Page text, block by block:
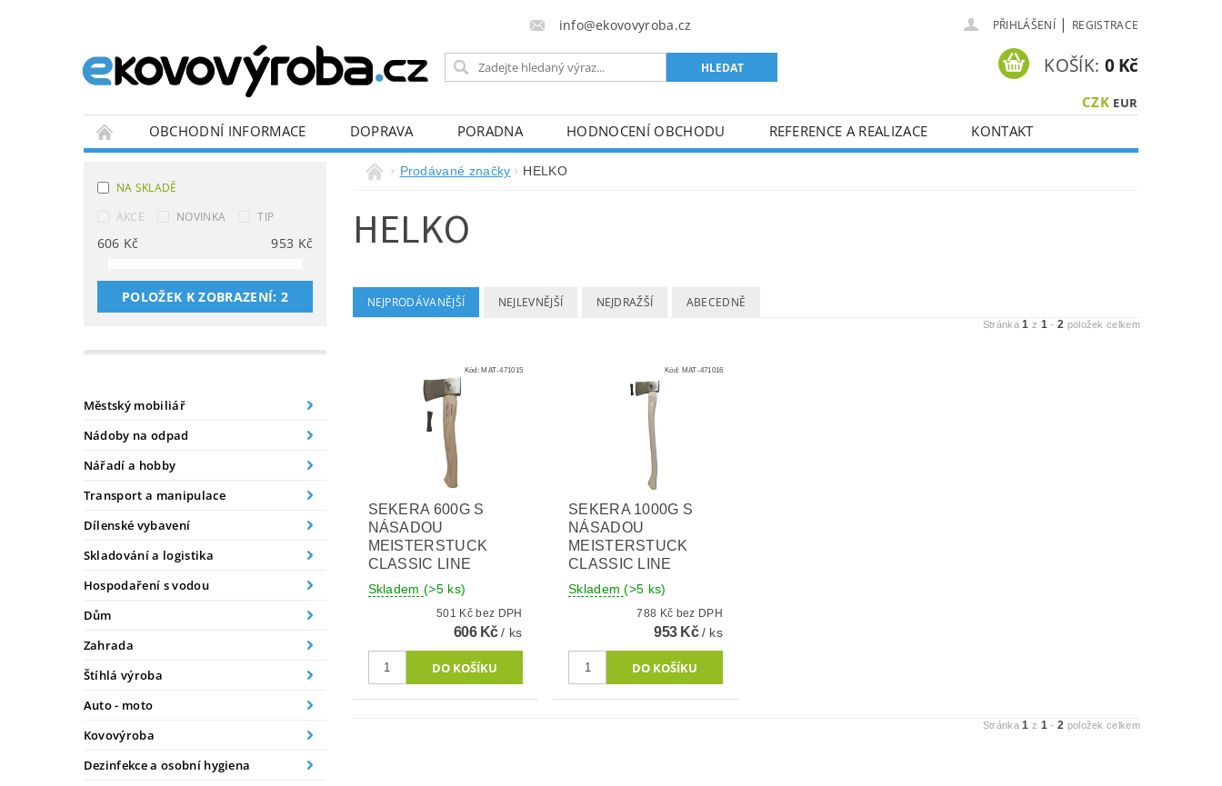
info@ekovovyroba.cz PŘIHLÁŠENÍ | REGISTRACE
CZK EUR
KOŠÍK: 0 Kč
OBCHODNÍ INFORMACE DOPRAVA PORADNA HODNOCENÍ OBCHODU REFERENCE A REALIZACE
KONTAKT
NA SKLADĚ
AKCE
NOVINKA TIP
606 Kč 953 Kč
POLOŽEK K ZOBRAZENÍ: 2
Městský mobiliář
Nádoby na odpad
Nářadí a hobby
Transport a manipulace
Dílenské vybavení
Skladování a logistika
Hospodaření s vodou
Dům
Zahrada
Štíhlá výroba
Auto - moto
Kovovýroba
Dezinfekce a osobní hygiena
Prodávané značky HELKO
HELKO
NEJPRODÁVANĚJŠÍ NEJLEVNĚJŠÍ NEJDRAŽŠÍ ABECEDNĚ
Stránka1 z 1 - 2 položek celkem
Kód:MAT-471015
SEKERA 600G S
NÁSADOU
MEISTERSTUCK
CLASSIC LINE
Skladem(>5 ks)
501 Kč bez DPH
606 Kč/ ks
Kód: MAT-471016
SEKERA 1000G S
NÁSADOU
MEISTERSTUCK
CLASSIC LINE
Skladem(>5 ks)
788 Kč bez DPH
953 Kč/ ks
Stránka1 z 1 - 2 položek celkem